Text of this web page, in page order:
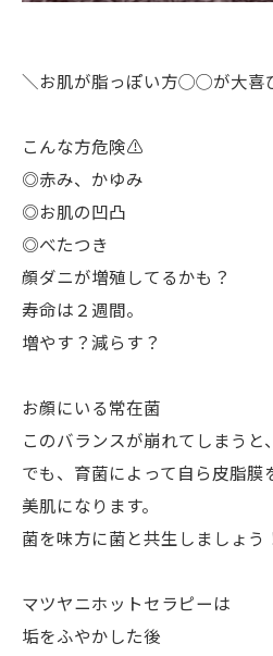
＼お肌が脂っぽい方◯◯が大喜
こんな方危険⚠️
◎赤み、かゆみ
◎お肌の凹凸
◎べたつき
顔ダニが増殖してるかも？
寿命は２週間。
増やす？減らす？
お顔にいる常在菌
このバランスが崩れてしまうと
でも、育菌によって自ら皮脂
美肌になります。
菌を味方に菌と共生しましょう
マツヤニホットセラピーは
垢をふやかした後